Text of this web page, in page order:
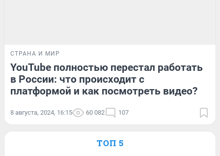
СТРАНА И МИР
YouTube полностью перестал работать
в России: что происходит с
платформой и как посмотреть видео?
8 августа, 2024, 16:15 60 082 107
ТОП 5